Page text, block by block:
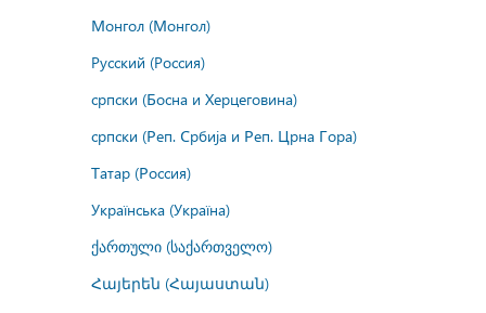
Монгол (Монгол)
Русский (Россия)
српски (Босна и Херцеговина)
српски (Реп. Србија и Реп. Црна Гора)
Татар (Россия)
Українська (Україна)
ქართული (საქართველო)
Հայերեն (Հայաստան)